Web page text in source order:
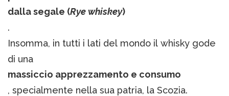
dalla segale (Rye whiskey)
.
Insomma, in tutti i lati del mondo il whisky gode
di una
massiccio apprezzamento e consumo
, specialmente nella sua patria, la Scozia.